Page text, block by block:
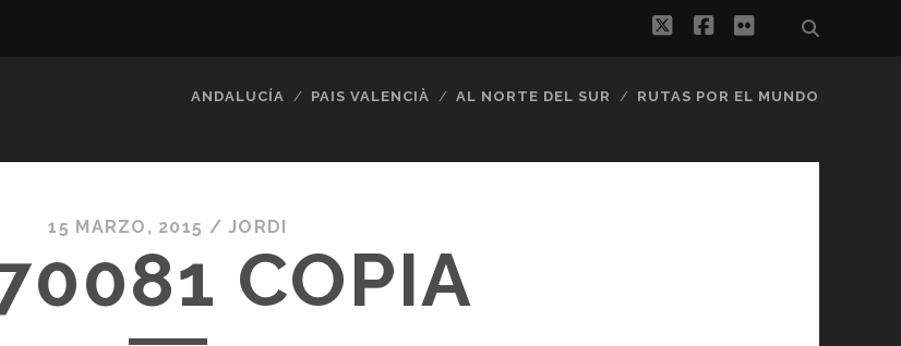
twitterfacebook
flickr
ANDALUCÍA PAIS VALENCIÀ AL NORTE DEL SUR RUTAS POR EL MUNDO
15 MARZO, 2015 / JORDI
COPIA